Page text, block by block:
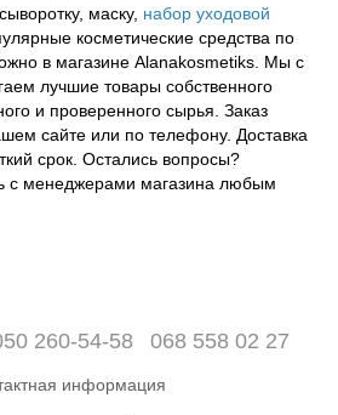
, сыворотку, маску, набор уходовой
косметические средства по
в магазине Alanakosmetiks. Мы с
лучшие товары собственного
и проверенного сырья. Заказ
сайте или по телефону. Доставка
срок. Остались вопросы?
с менеджерами магазина любым
260-54-58 068 558 02 27
информация